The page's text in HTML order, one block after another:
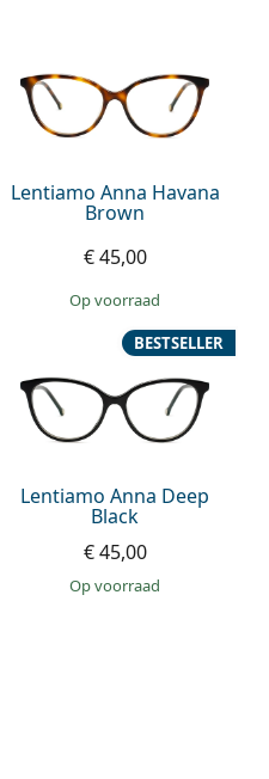
Lentiamo Anna Havana
Brown
€ 45,00
op voorraad
Lentiamo Anna Deep
Black
BESTSELLER
€ 45,00
op voorraad